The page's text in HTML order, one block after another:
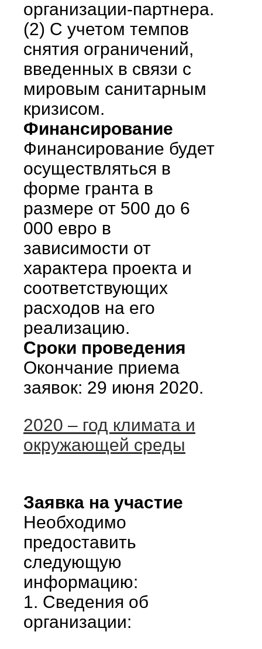
организации-партнера.
(2) С учетом темпов
снятия ограничений,
введенных в связи с
мировым санитарным
кризисом.
Финансирование
Финансирование будет
осуществляться в
форме гранта в
размере от 500 до 6
000 евро в
зависимости от
характера проекта и
соответствующих
расходов на его
реализацию.
Сроки проведения
Окончание приема
заявок: 29 июня 2020.
2020 – год климата и
окружающей среды
Заявка на участие
Необходимо
предоставить
следующую
информацию:
1. Сведения об
организации: